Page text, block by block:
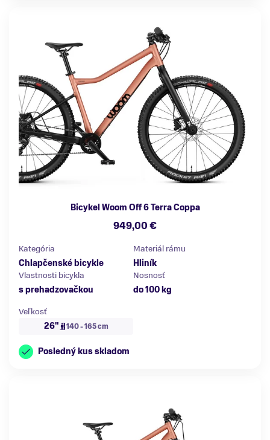
Bicykel Woom Off 6 Terra Coppa
949,00 €
Kategória
Chlapčenské bicykle
Materiál rámu
Hliník
Vlastnosti bicykla
s prehadzovačkou
Nosnosť
do 100 kg
Veľkosť
26"
140 - 165 cm
Posledný kus skladom